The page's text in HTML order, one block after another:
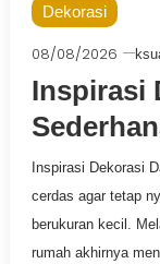
Dekorasi
08/08/2026
Inspirasi
Inspirasi Dekorasi
cerdas agar tetap
berukuran kecil.
rumah akhirnya